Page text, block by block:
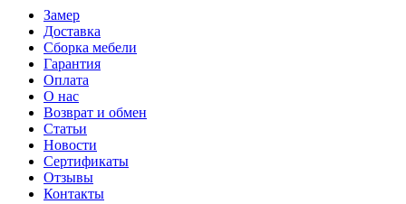
Замер
Доставка
Сборка мебели
Гарантия
Оплата
О нас
Возврат и обмен
Статьи
Новости
Сертификаты
Отзывы
Контакты